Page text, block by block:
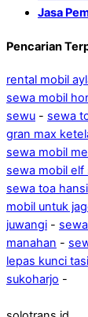
Jasa
Pencarian
rental mobil
sewa mobil
sewu - sewa
gran max
sewa mobil
sewa mobil elf
sewa toa
mobil untuk
juwangi -
manahan -
lepas kunci
sukoharjo -